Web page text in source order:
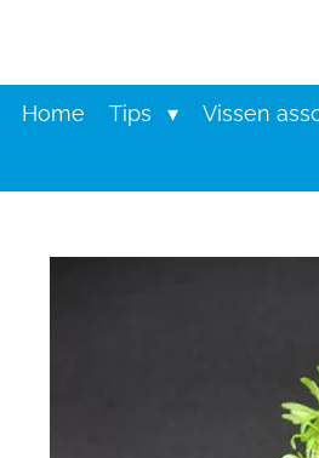
deHome Tips Vissen